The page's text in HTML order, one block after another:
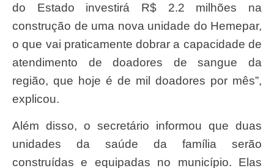
do Estado investirá R$ 2.2 milhões na
construção de uma nova unidade do Hemepar,
o que vai praticamente dobrar a capacidade de
atendimento de doadores de sangue da
região, que hoje é de mil doadores por mês”,
explicou.
Além disso, o secretário informou que duas
unidades da saúde da família serão
construídas e equipadas no município. Elas